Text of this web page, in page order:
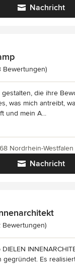
Nachricht
5 von 5
Bewertungen)
gestalten, die ihre
was mich antreibt,
und mein A...
Nachricht
Nordrhein-
4.5 von 5
Bewertungen)
gegründet. Es